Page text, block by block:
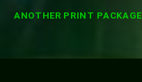
ANOTHER PRINT PACKAGE